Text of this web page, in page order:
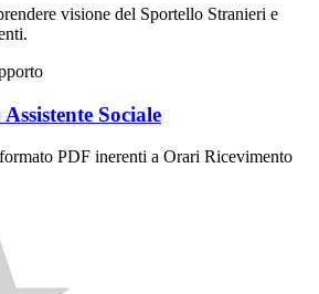
visione del Sportello Stranieri e
Sociale
PDF inerenti a Orari Ricevimento